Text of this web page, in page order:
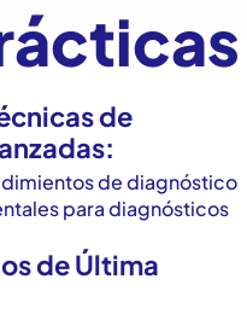
de
de diagnóstico
para diagnósticos
de Última